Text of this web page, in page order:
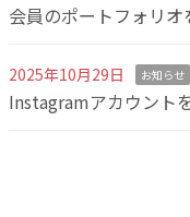
会員のポートフォリオ
2025年10月29日 お知らせ
Instagramアカウント